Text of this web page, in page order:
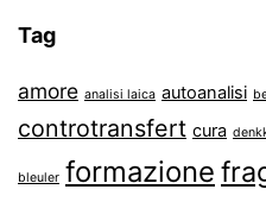
Tag
amore analisi laica autoanalisi
controtransfert cura
bleuler formazione